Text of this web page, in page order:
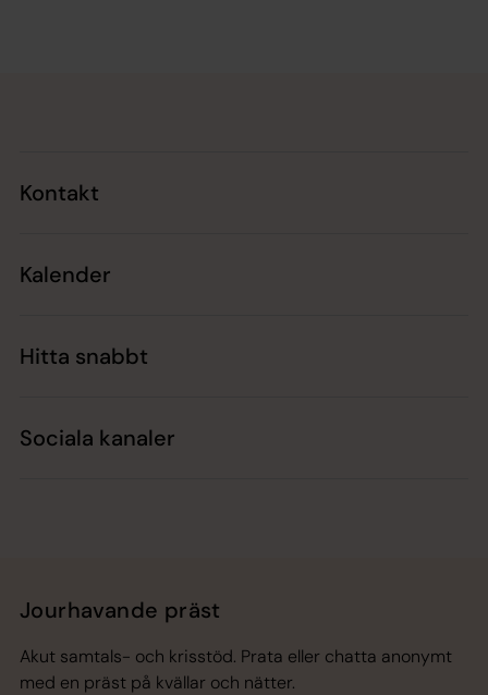
Kontakt
Kalender
Hitta snabbt
Sociala kanaler
Jourhavande präst
Akut samtals- och krisstöd. Prata eller chatta anonymt
med en präst på kvällar och nätter.